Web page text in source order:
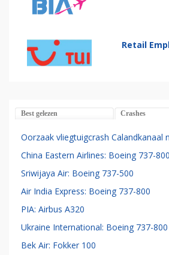
Retail
Best gelezen Crashes
Oorzaak vliegtuigcrash Calandkanaal
China Eastern Airlines: Boeing 737-800
Sriwijaya Air: Boeing 737-500
Air India Express: Boeing 737-800
PIA: Airbus A320
Ukraine International: Boeing 737-800
Bek Air: Fokker 100